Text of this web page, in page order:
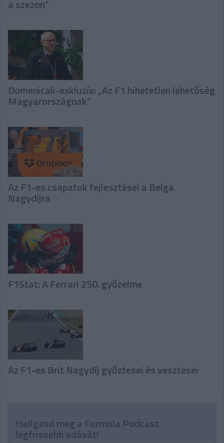
a szezon”
Domenicali-exkluzív: „Az F1 hihetetlen lehetőség
Magyarországnak”
Az F1-es csapatok fejlesztései a Belga
Nagydíjra
F1Stat: A Ferrari 250. győzelme
Az F1-es Brit Nagydíj győztesei és vesztesei
Hallgasd meg a Formula Podcast
legfrissebb adását!